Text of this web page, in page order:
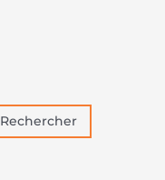
Rechercher